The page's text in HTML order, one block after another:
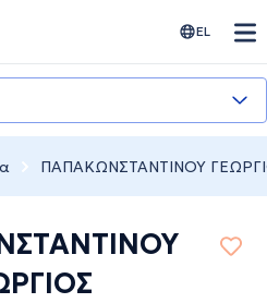
EL
ΠΑΠΑΚΩΝΣΤΑΝΤΙΝΟΥ